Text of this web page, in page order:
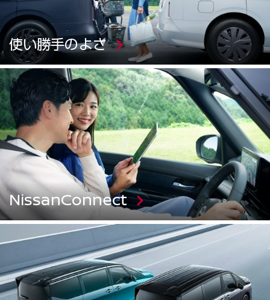
使い勝手のよさ
NissanConnect